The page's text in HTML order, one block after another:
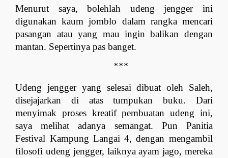
Menurut saya, bolehlah udeng jengger ini
digunakan kaum jomblo dalam rangka mencari
pasangan atau yang mau ingin balikan dengan
mantan. Sepertinya pas banget.
***
Udeng jengger yang selesai dibuat oleh Saleh,
disejajarkan di atas tumpukan buku. Dari
menyimak proses kreatif pembuatan udeng ini,
saya melihat adanya semangat. Pun Panitia
Festival Kampung Langai 4, dengan mengambil
filosofi udeng jengger, laiknya ayam jago, mereka